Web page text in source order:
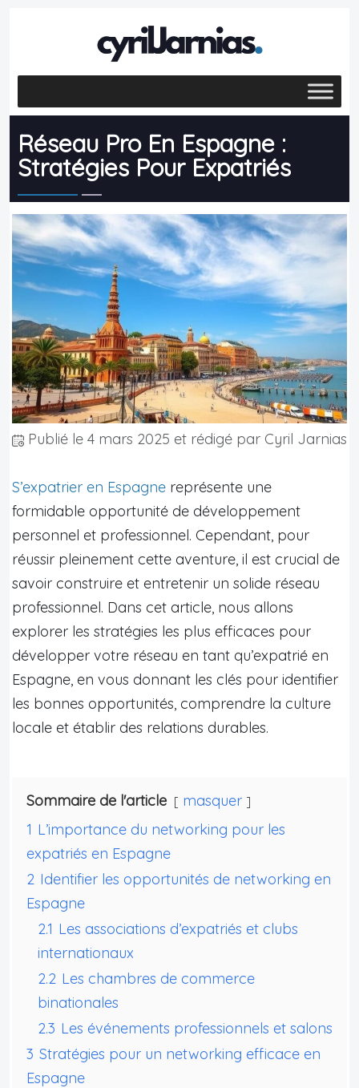
Réseau Pro En Espagne :
Stratégies Pour Expatriés
Publié le 4 mars 2025 et rédigé par Cyril Jarnias
S’expatrier en Espagne représente une
formidable opportunité de développement
personnel et professionnel. Cependant, pour
réussir pleinement cette aventure, il est crucial de
savoir construire et entretenir un solide réseau
professionnel. Dans cet article, nous allons
explorer les stratégies les plus efficaces pour
développer votre réseau en tant qu’expatrié en
Espagne, en vous donnant les clés pour identifier
les bonnes opportunités, comprendre la culture
locale et établir des relations durables.
Sommaire de l'article
masquer
1 L’importance du networking pour les
expatriés en Espagne
2 Identifier les opportunités de networking en
Espagne
2.1 Les associations d’expatriés et clubs
internationaux
2.2 Les chambres de commerce
binationales
2.3 Les événements professionnels et salons
3 Stratégies pour un networking efficace en
Espagne